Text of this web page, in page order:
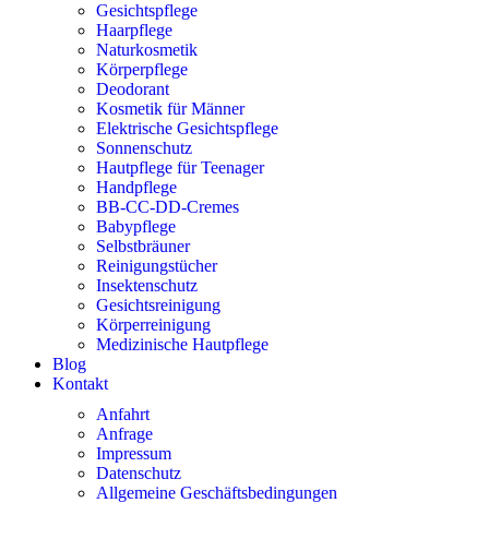
Gesichtspflege
Haarpflege
Naturkosmetik
Körperpflege
Deodorant
Kosmetik für Männer
Elektrische Gesichtspflege
Sonnenschutz
Hautpflege für Teenager
Handpflege
BB-CC-DD-Cremes
Babypflege
Selbstbräuner
Reinigungstücher
Insektenschutz
Gesichtsreinigung
Körperreinigung
Medizinische Hautpflege
Blog
Kontakt
Anfahrt
Anfrage
Impressum
Datenschutz
Allgemeine Geschäftsbedingungen